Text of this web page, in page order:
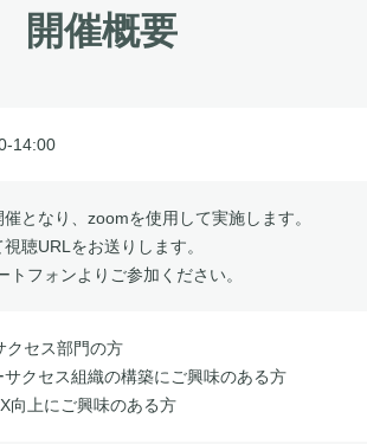
開催概要
14:00
となり、zoomを使用して実施します。
聴URLをお送りします。
フォンよりご参加ください。
クセス部門の方
サクセス組織の構築にご興味のある方
向上にご興味のある方